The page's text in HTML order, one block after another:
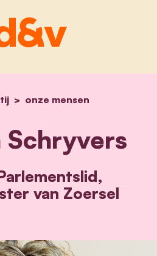
home
onze mensen
katrien schryvers
Schryvers
van Zoersel